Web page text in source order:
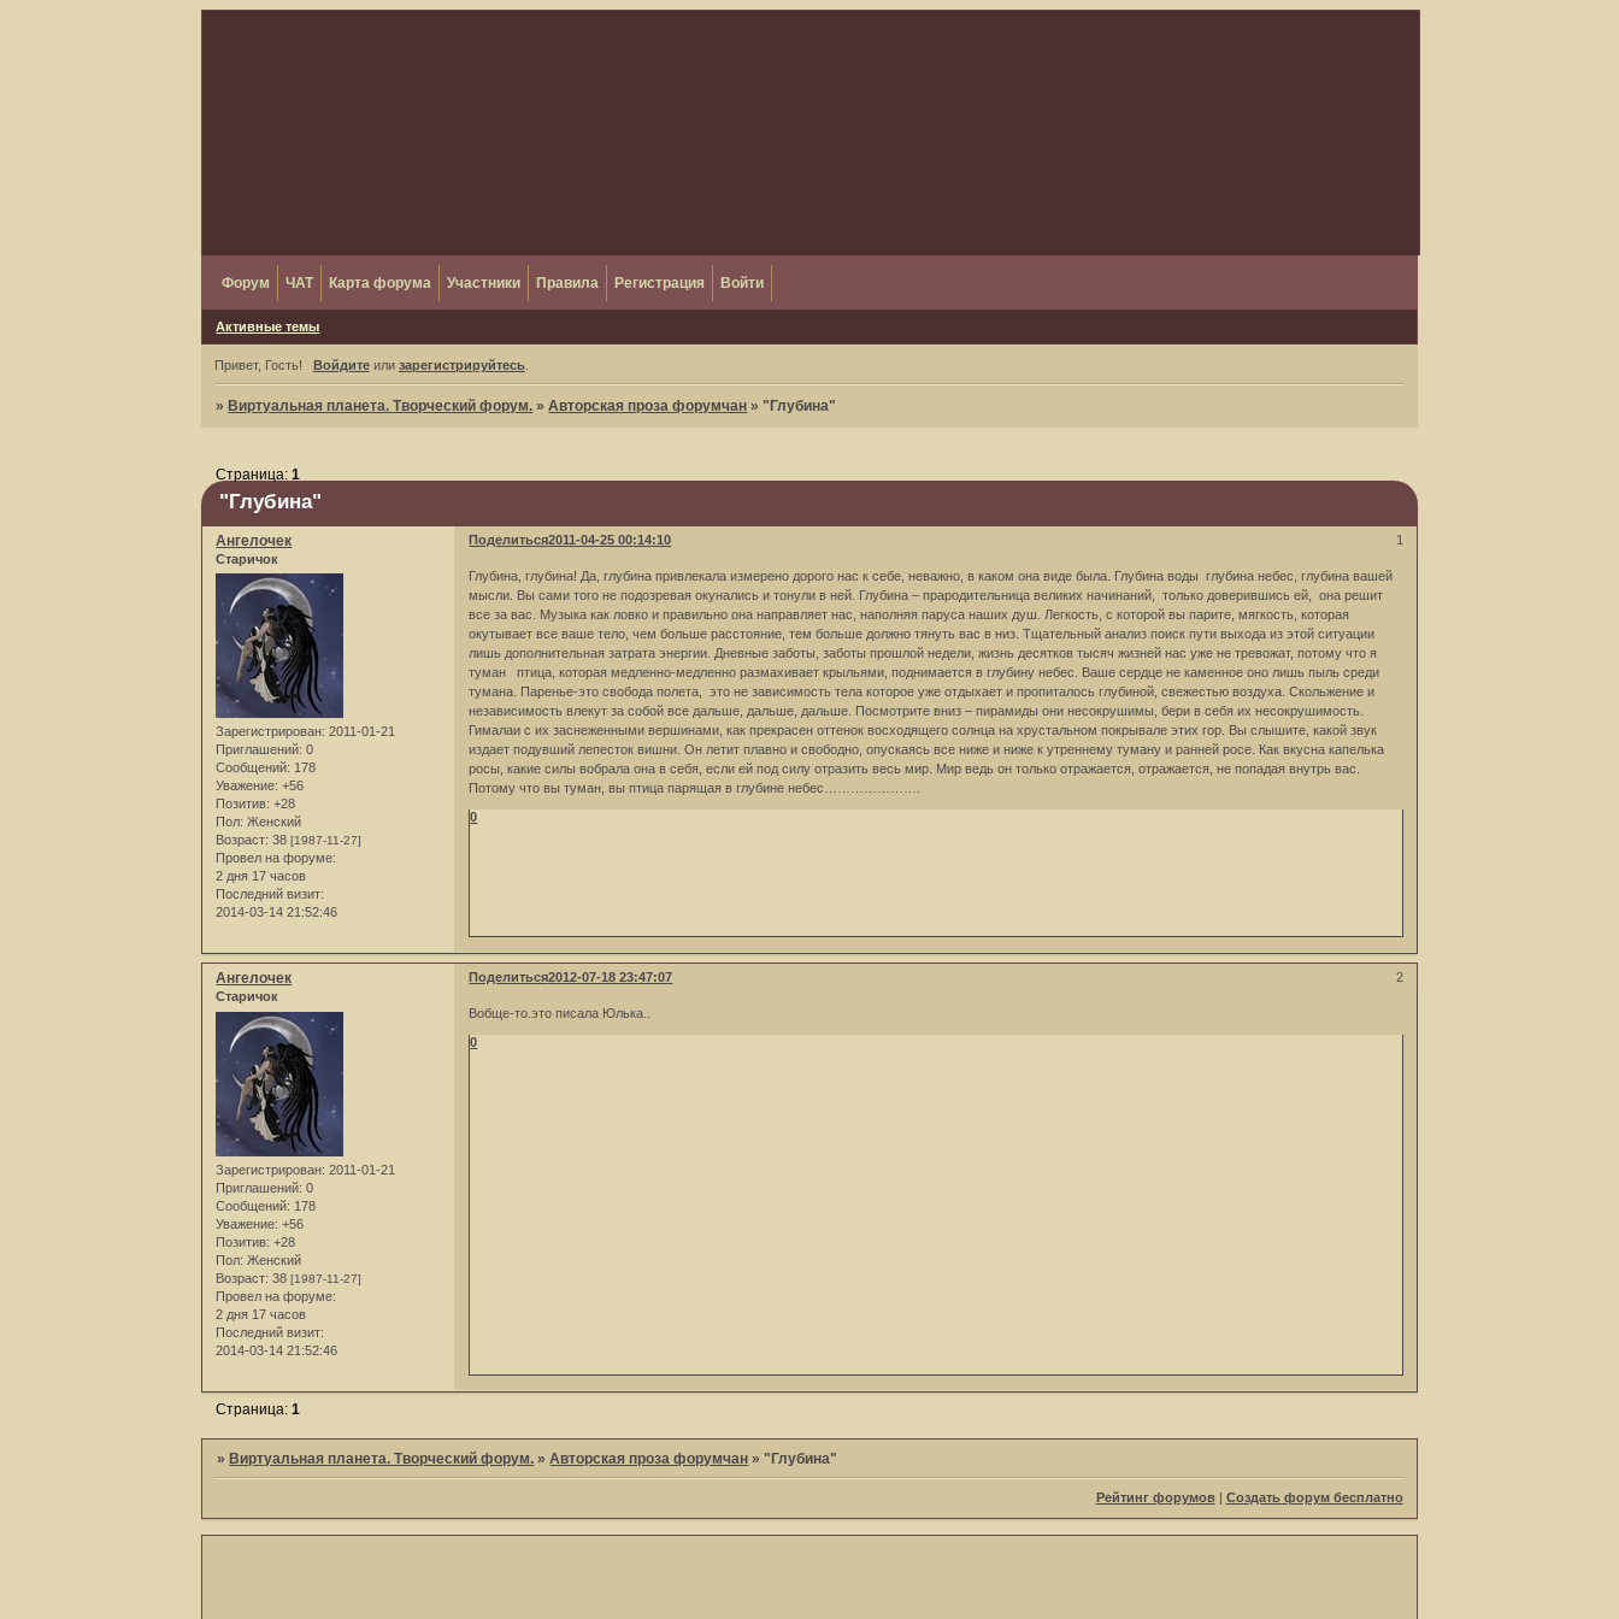
Форум ЧАТ Карта форума Участники Правила Регистрация Войти
Активные темы
Привет, Гость! Войдитеили зарегистрируйтесь.
»Виртуальная планета. Творческий форум. »Авторская проза форумчан »"Глубина"
"Глубина"
Страница:1
Поделиться 1
2011-04-25 00:14:10
Ангелочек
Старичок
Зарегистрирован: 2011-01-21
Приглашений: 0
Сообщений: 178
Уважение: +56
Позитив: +28
Пол: Женский
Возраст: 38[1987-11-27]
Провел на форуме:
2 дня 17 часов
Последний визит:
2014-03-14 21:52:46
Глубина, глубина! Да, глубина привлекала измерено дорого нас к себе, неважно, в каком она виде была. Глубина воды глубина небес, глубина вашей
мысли. Вы сами того не подозревая окунались и тонули в ней. Глубина – прародительница великих начинаний, только доверившись ей, она решит
все за вас. Музыка как ловко и правильно она направляет нас, наполняя паруса наших душ. Легкость, с которой вы парите, мягкость, которая
окутывает все ваше тело, чем больше расстояние, тем больше должно тянуть вас в низ. Тщательный анализ поиск пути выхода из этой ситуации
лишь дополнительная затрата энергии. Дневные заботы, заботы прошлой недели, жизнь десятков тысяч жизней нас уже не тревожат, потому что я
туман птица, которая медленно-медленно размахивает крыльями, поднимается в глубину небес. Ваше сердце не каменное оно лишь пыль среди
тумана. Паренье-это свобода полета, это не зависимость тела которое уже отдыхает и пропиталось глубиной, свежестью воздуха. Скольжение и
независимость влекут за собой все дальше, дальше, дальше. Посмотрите вниз – пирамиды они несокрушимы, бери в себя их несокрушимость.
Гималаи с их заснеженными вершинами, как прекрасен оттенок восходящего солнца на хрустальном покрывале этих гор. Вы слышите, какой звук
издает подувший лепесток вишни. Он летит плавно и свободно, опускаясь все ниже и ниже к утреннему туману и ранней росе. Как вкусна капелька
росы, какие силы вобрала она в себя, если ей под силу отразить весь мир. Мир ведь он только отражается, отражается, не попадая внутрь вас.
Потому что вы туман, вы птица парящая в глубине небес………………….
0
Поделиться 2
2012-07-18 23:47:07
Ангелочек
Старичок
Зарегистрирован: 2011-01-21
Приглашений: 0
Сообщений: 178
Уважение: +56
Позитив: +28
Пол: Женский
Возраст: 38[1987-11-27]
Провел на форуме:
2 дня 17 часов
Последний визит:
2014-03-14 21:52:46
Вобще-то.это писала Юлька..
0
Страница:1
» Виртуальная планета. Творческий форум. »Авторская проза форумчан »"Глубина"
Рейтинг форумов| Создать форум бесплатно